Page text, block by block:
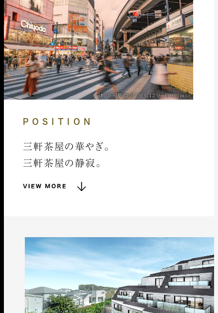
三軒茶屋駅周辺（徒歩12分/約950m）
POSITION
三軒茶屋の華やぎ。
三軒茶屋の静寂。